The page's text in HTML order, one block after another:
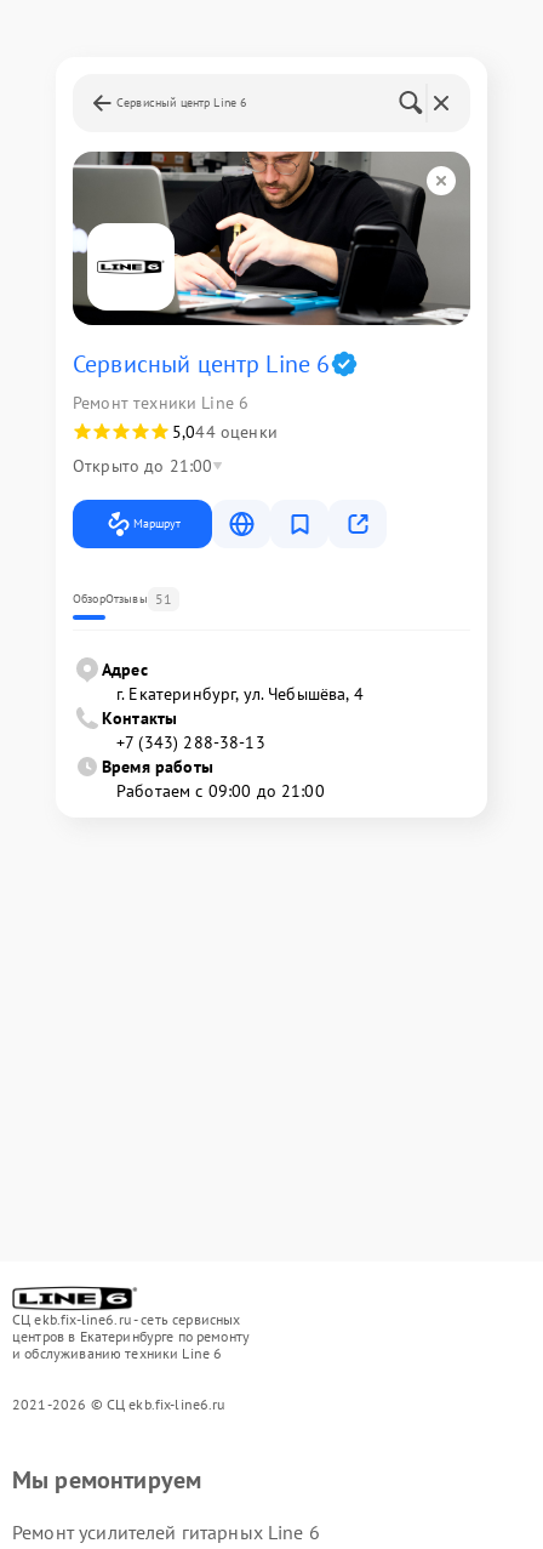
Сервисный центр Line 6
Сервисный центр Line 6
Ремонт техники Line 6
5,044 оценки
Открыто до 21:00
Маршрут
ОбзорОтзывы 51
Адрес
г. Екатеринбург, ул. Чебышёва, 4
Контакты
+7 (343) 288-38-13
Время работы
Работаем с 09:00 до 21:00
СЦ ekb.fix-line6.ru - сеть сервисных
центров в Екатеринбурге по ремонту
и обслуживанию техники Line 6
2021-2026 © СЦ ekb.fix-line6.ru
Мы ремонтируем
Ремонт усилителей гитарных Line 6